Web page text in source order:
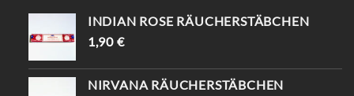
UF DICH (MIT „
INSTAGRAM“) 😉
#VINTAGESHOPVIENNA #
VINTAGEWIEN #
VINTAGESTOREVIENNA #
INTISHOPVIENNA #
ETHNOSTYLE
UND BEKOMMST -10%😍
📍KAISERSTRASSE 8, 1070 W
INDIAN ROSE RÄUCHERSTÄBCHEN
1,90 €
NIRVANA RÄUCHERSTÄBCHEN